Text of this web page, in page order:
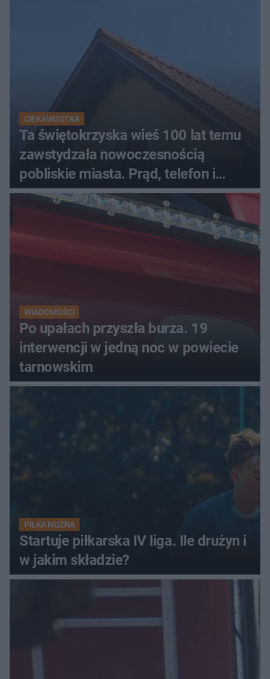
CIEKAWOSTKA
Ta świętokrzyska wieś 100 lat temu
zawstydzała nowoczesnością
pobliskie miasta. Prąd, telefon i
luksusowa auta
WIADOMOŚCI
Po upałach przyszła burza. 19
interwencji w jedną noc w powiecie
tarnowskim
PIŁKA NOŻNA
Startuje piłkarska IV liga. Ile drużyn i
w jakim składzie?